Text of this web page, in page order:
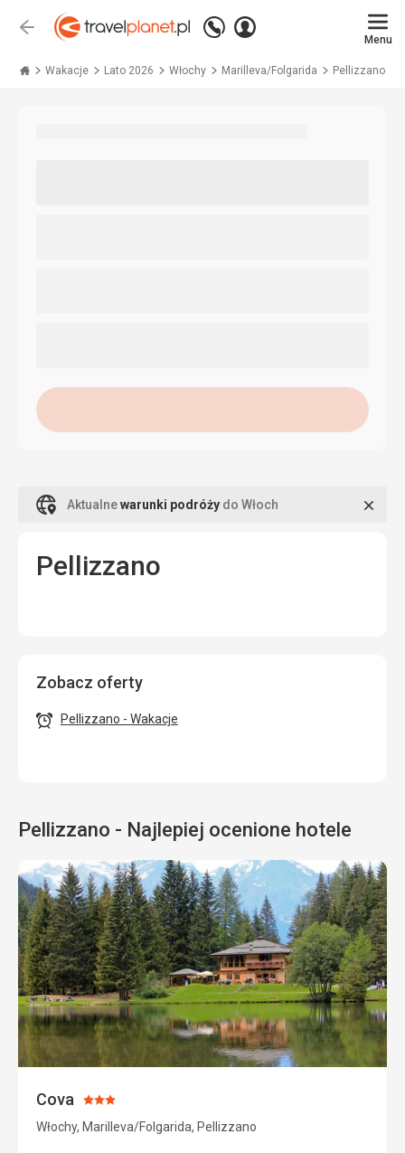
Wstecz
Zadzwoń
+48 71 771 76 55
Zaloguj
Menu
Wakacje Lato 2026 Włochy Marilleva/Folgarida Pellizzano
Aktualnewarunki podróży do Włoch
Pellizzano
Zobacz oferty
Pellizzano - Wakacje
Pellizzano - Najlepiej ocenione hotele
Cova Ocena:
3/5
Włochy, Marilleva/Folgarida, Pellizzano